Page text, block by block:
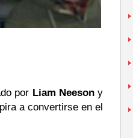
por Liam Neesony
a convertirse en el